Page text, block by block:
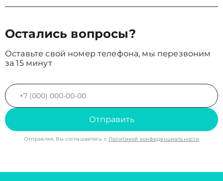
Остались вопросы?
Оставьте свой номер телефона, мы перезвоним
за 15 минут
Отправить
Отправляя, Вы соглашаетесь с Политикой конфиденциальности